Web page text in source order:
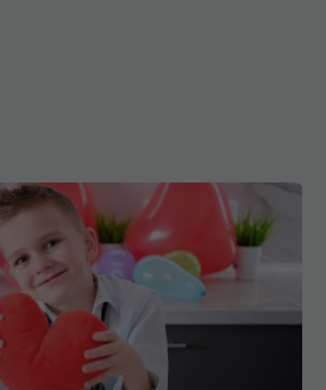
la SANADOR: copiii salvați de
au întors la medicii care le-au